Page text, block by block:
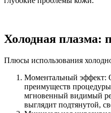
Холодная плазма:
Плюсы использования
Моментальный эффект:
преимуществ процедуры
мгновенный видимый
выглядит подтянутой,